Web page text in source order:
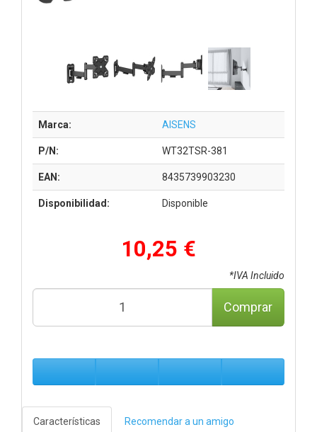
Marca: AISENS
P/N: WT32TSR-381
EAN: 8435739903230
Disponibilidad: Disponible
10,25 €
*IVA Incluido
Comprar
Características Recomendar a un amigo